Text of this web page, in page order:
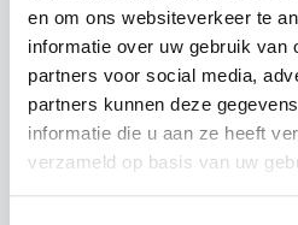
en om ons websiteverkeer te
informatie over uw gebruik van
partners voor social media,
partners kunnen deze
informatie die u aan ze heeft
verzameld op basis van uw
Productnummer:
SOSIMP0128
Merk:
SoSkild